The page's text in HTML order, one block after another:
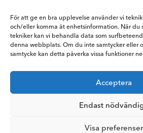
För att ge en bra upplevelse använder vi
och/eller komma åt enhetsinformation. När du
tekniker kan vi behandla data som
denna webbplats. Om du inte samtycker eller
samtycke kan detta påverka vissa funktioner
Acceptera
Endast
Visa preferenser
ir@xintela.se
Prenumerera på
rapporter, nyhetsbrev och